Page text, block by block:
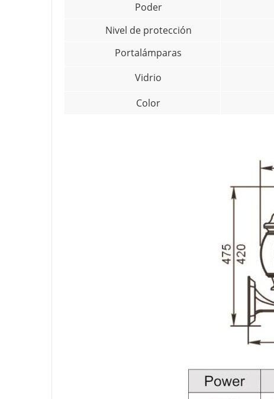
Poder
Nivel de protección
Portalámparas
Vidrio
Color